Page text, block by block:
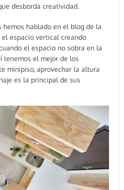
desborda creatividad.
hemos hablado en el blog de la
espacio vertical creando
el espacio no sobra en la
tenemos el mejor de los
minipiso, aprovechar la altura
es la principal de sus